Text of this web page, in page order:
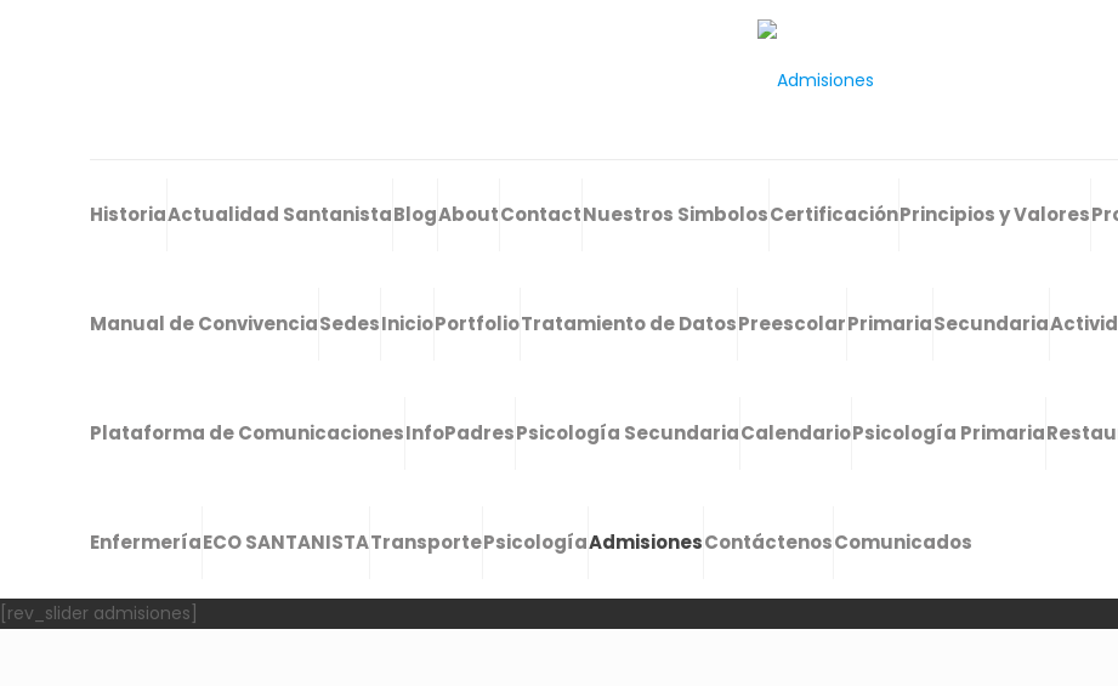
HistoriaActualidad SantanistaBlogAboutContactNuestros SimbolosCertificaciónPrincipios y Valores
Manual de ConvivenciaSedesInicioPortfolioTratamiento de DatosPreescolarPrimariaSecundaria
Plataforma de ComunicacionesInfoPadresPsicología SecundariaCalendarioPsicología Primaria
EnfermeríaECO SANTANISTATransportePsicologíaAdmisionesContáctenosComunicados
[rev_slider admisiones]